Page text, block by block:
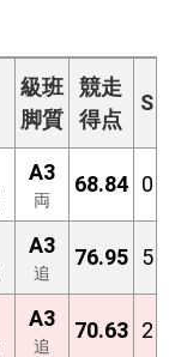
級班
脚質
競走
得点
S
A3
両
68.84 0
A3
追
76.95 5
A3
追
70.63 2